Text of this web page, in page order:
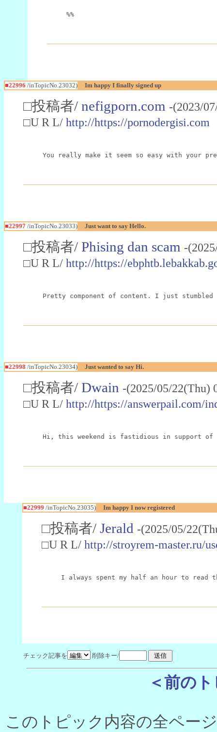
%%
■22996 /inTopicNo.23032) Im happy I finally signed up
□投稿者/ nefigporn.com -(2023/
□U R L/ http://https://pornodergisi.com
You really make it seem so easy with your
■22997 /inTopicNo.23033) Just want to say Hello.
□投稿者/ Phising dan scam -
□U R L/ http://https://
Pretty component of content. I just
■22998 /inTopicNo.23034) Just wanted to say Hi.
□投稿者/ Dwain -(2025/05/
□U R L/ http://https://answerpail.com/
Hi, this weekend is fastidious in support of
■22999 /inTopicNo.23035) Im happy I now registered
□投稿者/ Jerald -(2025/05/
□U R L/ http://stroyrem-master.ru/
I always spent my half an hour to
チェック記事を 削除キー/
＜前の
このトピック内容の全ペー